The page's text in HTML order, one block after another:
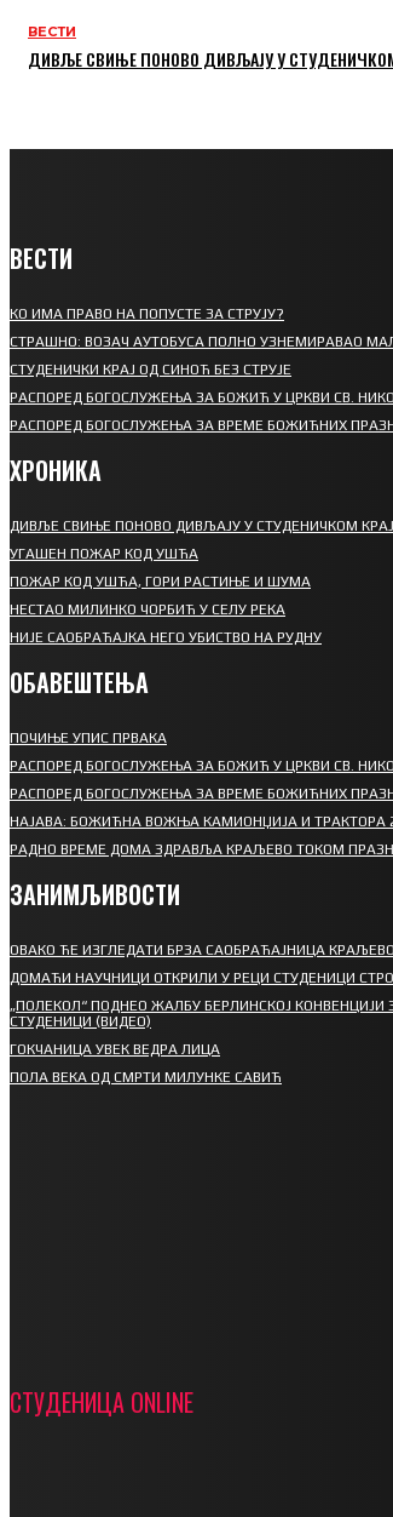
ВЕСТИ
ДИВЉЕ СВИЊЕ ПОНОВО ДИВЉАЈУ У
ВЕСТИ
КО ИМА ПРАВО НА ПОПУСТЕ ЗА СТРУЈУ?
СТРАШНО: ВОЗАЧ АУТОБУСА ПОЛНО УЗНЕМИРАВАО
СТУДЕНИЧКИ КРАЈ ОД СИНОЋ БЕЗ СТРУЈЕ
РАСПОРЕД БОГОСЛУЖЕЊА ЗА БОЖИЋ У ЦРКВИ СВ.
РАСПОРЕД БОГОСЛУЖЕЊА ЗА ВРЕМЕ БОЖИЋНИХ
ХРОНИКА
ДИВЉЕ СВИЊЕ ПОНОВО ДИВЉАЈУ У СТУДЕНИЧКОМ
УГАШЕН ПОЖАР КОД УШЋА
ПОЖАР КОД УШЋА, ГОРИ РАСТИЊЕ И ШУМА
НЕСТАО МИЛИНКО ЧОРБИЋ У СЕЛУ РЕКА
НИЈЕ САОБРАЋАЈКА НЕГО УБИСТВО НА РУДНУ
ОБАВЕШТЕЊА
ПОЧИЊЕ УПИС ПРВАКА
РАСПОРЕД БОГОСЛУЖЕЊА ЗА БОЖИЋ У ЦРКВИ СВ.
РАСПОРЕД БОГОСЛУЖЕЊА ЗА ВРЕМЕ БОЖИЋНИХ
НАЈАВА: БОЖИЋНА ВОЖЊА КАМИОНЏИЈА И ТРАКТОРА
РАДНО ВРЕМЕ ДОМА ЗДРАВЉА КРАЉЕВО ТОКОМ
ЗАНИМЉИВОСТИ
ОВАКО ЋЕ ИЗГЛЕДАТИ БРЗА САОБРАЋАЈНИЦА
ДОМАЋИ НАУЧНИЦИ ОТКРИЛИ У РЕЦИ СТУДЕНИЦИ
„ПОЛЕКОЛ“ ПОДНЕО ЖАЛБУ БЕРЛИНСКОЈ КОНВЕНЦИЈИ
СТУДЕНИЦИ (ВИДЕО)
ГОКЧАНИЦА УВЕК ВЕДРА ЛИЦА
ПОЛА ВЕКА ОД СМРТИ МИЛУНКЕ САВИЋ
СТУДЕНИЦА ONLINE